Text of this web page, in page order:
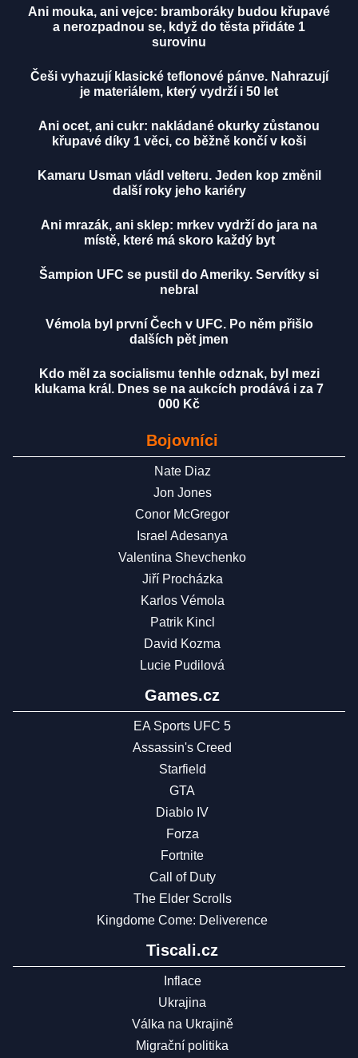
Ani mouka, ani vejce: bramboráky budou křupavé
a nerozpadnou se, když do těsta přidáte 1
surovinu
Češi vyhazují klasické teflonové pánve. Nahrazují
je materiálem, který vydrží i 50 let
Ani ocet, ani cukr: nakládané okurky zůstanou
křupavé díky 1 věci, co běžně končí v koši
Kamaru Usman vládl velteru. Jeden kop změnil
další roky jeho kariéry
Ani mrazák, ani sklep: mrkev vydrží do jara na
místě, které má skoro každý byt
Šampion UFC se pustil do Ameriky. Servítky si
nebral
Vémola byl první Čech v UFC. Po něm přišlo
dalších pět jmen
Kdo měl za socialismu tenhle odznak, byl mezi
klukama král. Dnes se na aukcích prodává i za 7
000 Kč
Bojovníci
Nate Diaz
Jon Jones
Conor McGregor
Israel Adesanya
Valentina Shevchenko
Jiří Procházka
Karlos Vémola
Patrik Kincl
David Kozma
Lucie Pudilová
Games.cz
EA Sports UFC 5
Assassin's Creed
Starfield
GTA
Diablo IV
Forza
Fortnite
Call of Duty
The Elder Scrolls
Kingdome Come: Deliverence
Tiscali.cz
Inflace
Ukrajina
Válka na Ukrajině
Migrační politika